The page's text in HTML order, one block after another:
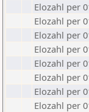
Elozahl per
Elozahl per
Elozahl per
Elozahl per
Elozahl per
Elozahl per
Elozahl per
Elozahl per